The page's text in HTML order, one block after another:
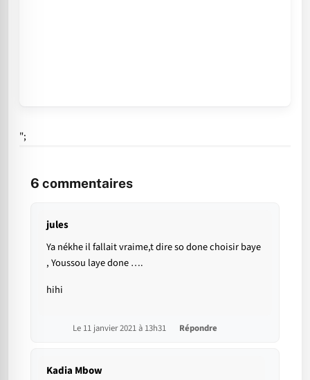
";
6 commentaires
jules
Ya nékhe il fallait vraime,t dire so done choisir baye
, Youssou laye done ….
hihi
Le 11 janvier 2021 à 13h31 Répondre
Kadia Mbow